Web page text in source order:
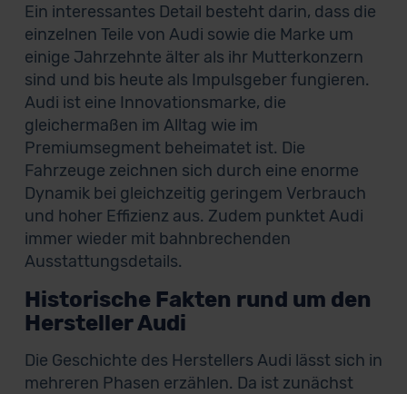
Ein interessantes Detail besteht darin, dass die
einzelnen Teile von Audi sowie die Marke um
einige Jahrzehnte älter als ihr Mutterkonzern
sind und bis heute als Impulsgeber fungieren.
Audi ist eine Innovationsmarke, die
gleichermaßen im Alltag wie im
Premiumsegment beheimatet ist. Die
Fahrzeuge zeichnen sich durch eine enorme
Dynamik bei gleichzeitig geringem Verbrauch
und hoher Effizienz aus. Zudem punktet Audi
immer wieder mit bahnbrechenden
Ausstattungsdetails.
Historische Fakten rund um den
Hersteller Audi
Die Geschichte des Herstellers Audi lässt sich in
mehreren Phasen erzählen. Da ist zunächst